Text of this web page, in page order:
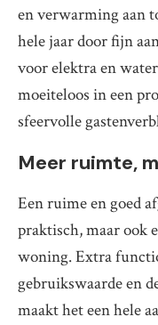
en verwarming aan
hele jaar door fijn
voor elektra en
moeiteloos in een
sfeervolle
Meer ruimte,
Een ruime en goed
praktisch, maar ook
woning. Extra
gebruikswaarde en
maakt het een hele